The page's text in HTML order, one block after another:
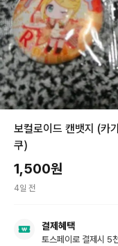
보컬로이드 캔뱃지 (카
쿠)
1,500원
4일 전
결제혜택
토스페이로 결제시 5